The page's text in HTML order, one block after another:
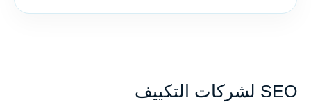
SEO لشركات التكييف